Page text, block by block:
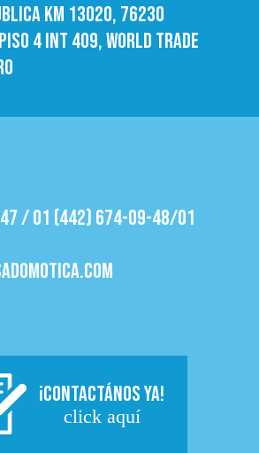
Km 13020, 76230
4 int 409, World trade
/ 01 (442) 674-09-48/01
¡CONTACTÁNOS YA!
click aquí